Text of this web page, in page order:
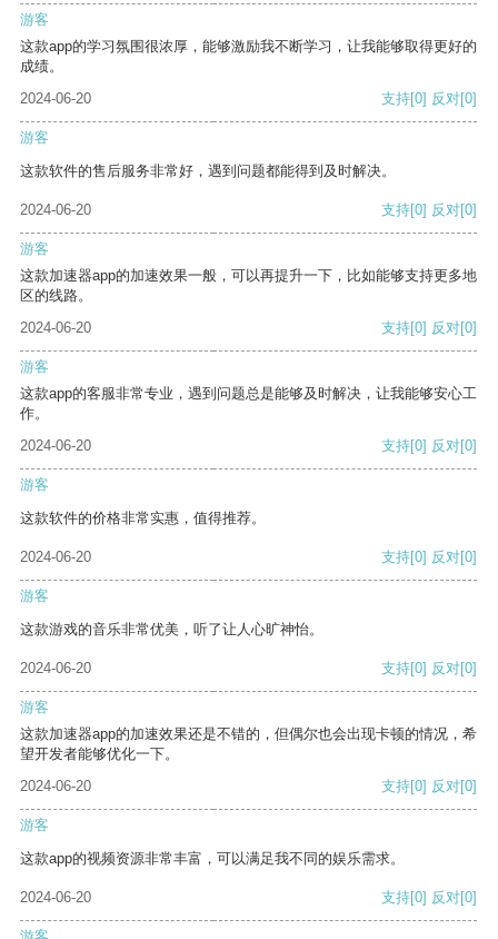
游客
这款app的学习氛围很浓厚，能够激励我不断学习，让我能够取得更好的
成绩。
2024-06-20
支持[0] 反对[0]
游客
这款软件的售后服务非常好，遇到问题都能得到及时解决。
2024-06-20 支持[0] 反对[0]
游客
这款加速器app的加速效果一般，可以再提升一下，比如能够支持更多地
区的线路。
2024-06-20
支持[0] 反对[0]
游客
这款app的客服非常专业，遇到问题总是能够及时解决，让我能够安心工
作。
2024-06-20
支持[0] 反对[0]
游客
这款软件的价格非常实惠，值得推荐。
2024-06-20 支持[0] 反对[0]
游客
这款游戏的音乐非常优美，听了让人心旷神怡。
2024-06-20 支持[0] 反对[0]
游客
这款加速器app的加速效果还是不错的，但偶尔也会出现卡顿的情况，希
望开发者能够优化一下。
2024-06-20
支持[0] 反对[0]
游客
这款app的视频资源非常丰富，可以满足我不同的娱乐需求。
2024-06-20 支持[0] 反对[0]